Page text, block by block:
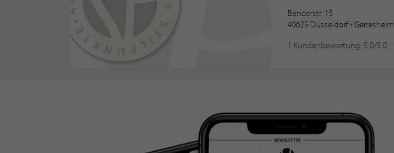
Benderstr. 15
40625 Düsseldorf - Gerresheim
1 Kundenbewertung, 5.0/5.0